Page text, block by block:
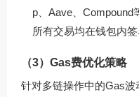
p、Aave、Compound
所有交易均在钱包内签
（3）Gas费优化策略
针对多链操作中的Gas